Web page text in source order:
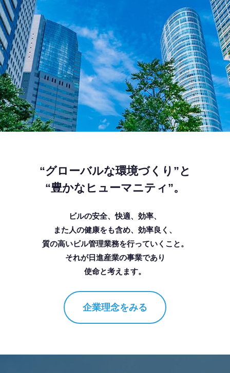
“グローバルな環境づくり”と
“豊かなヒューマニティ”。
ビルの安全、快適、効率、
また人の健康をも含め、 効率良く、
質の高いビル管理業務を行っていくこと。
それが日進産業の事業であり
使命と考えます。
企業理念をみる